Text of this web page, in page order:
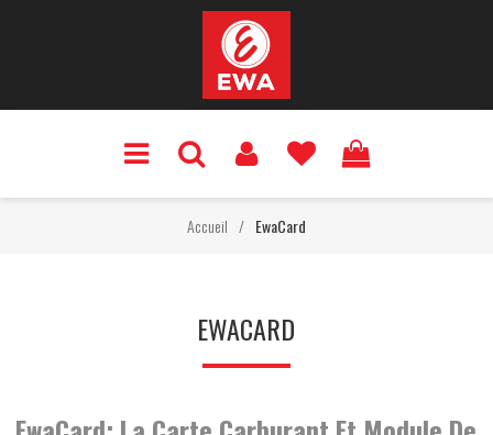
Accueil / EwaCard
EWACARD